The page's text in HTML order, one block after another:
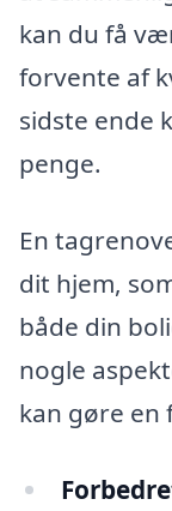
kan du få
forvente af
sidste ende
penge.
En
dit hjem,
både din
nogle
kan gøre en